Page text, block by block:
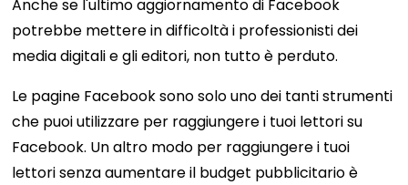
Anche se l'ultimo aggiornamento di Facebook
potrebbe mettere in difficoltà i professionisti dei
media digitali e gli editori, non tutto è perduto.
Le pagine Facebook sono solo uno dei tanti strumenti
che puoi utilizzare per raggiungere i tuoi lettori su
Facebook. Un altro modo per raggiungere i tuoi
lettori senza aumentare il budget pubblicitario è